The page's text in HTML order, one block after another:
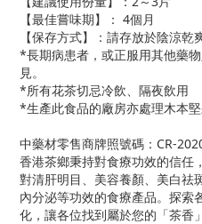
【最佳嘗味期】： 4個月
【保存方式】：請存放於陰涼
*長期病患者，或正服用其他藥
見。
*所有花茶切忌冷飲、隔夜飲用
*生產此食品的廠房亦處理木本
中藥材零售商牌照號碼：CR-
香港茶鄉秉持對食療功效的信任
對清肝明目、美容養顏、美白祛
內分泌等功效的食療產品。探索
化，讓各位找到屬於您的「茶香